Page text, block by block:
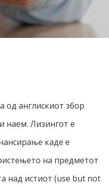
од англискиот збор
наем. Лизингот е
каде е
на предметот
над истиот (use but not